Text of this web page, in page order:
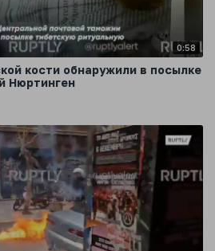
0:58
кости обнаружили в посылке
Нюртинген